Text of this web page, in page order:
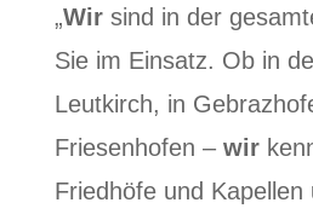
„Wirsind in der
Sie im Einsatz. Ob in
Leutkirch, in
Friesenhofen – wir
Friedhöfe und Kapellen